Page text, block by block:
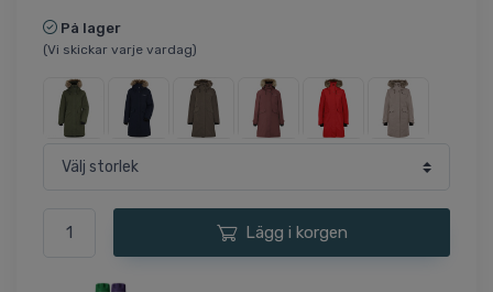
På lager
(Vi skickar varje vardag)
Lägg i korgen